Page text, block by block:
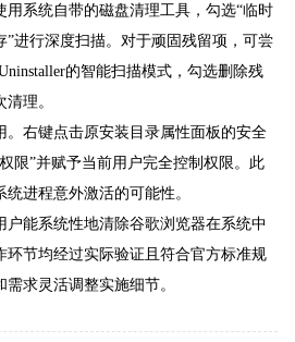
用系统自带的磁盘清理工具，勾选“临时
”进行深度扫描。对于顽固残留项，可尝
的智能扫描模式，勾选删除残
理。
。右键点击原安装目录属性面板的安全
限”并赋予当前用户完全控制权限。此
进程意外激活的可能性。
户能系统性地清除谷歌浏览器在系统中
环节均经过实际验证且符合官方标准规
求灵活调整实施细节。